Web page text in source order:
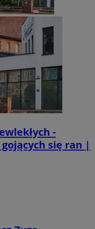
-
się ran |